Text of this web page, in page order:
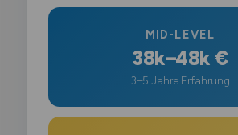
MID-LEVEL
38k–48k €
3–5 Jahre Erfahrung